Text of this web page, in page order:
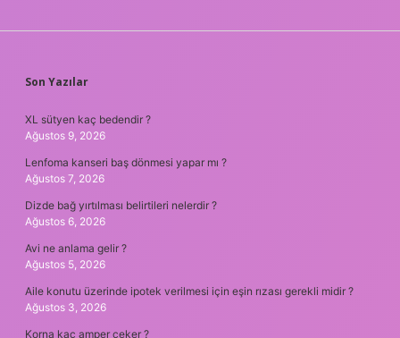
SIDEBAR
Son Yazılar
XL sütyen kaç bedendir ?
Ağustos 9, 2026
Lenfoma kanseri baş dönmesi yapar mı ?
Ağustos 7, 2026
Dizde bağ yırtılması belirtileri nelerdir ?
Ağustos 6, 2026
Avi ne anlama gelir ?
Ağustos 5, 2026
Aile konutu üzerinde ipotek verilmesi için eşin rızası gerekli midir ?
Ağustos 3, 2026
Korna kaç amper çeker ?